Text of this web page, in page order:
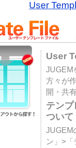
User
User
JUGEM
方々が
開・共
テン
ついて
JUGEM
ン」>